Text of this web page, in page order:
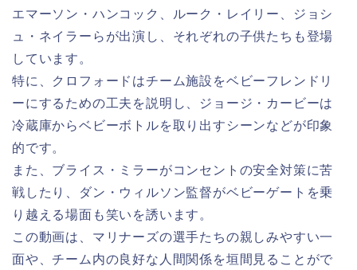
エマーソン・ハンコック、ルーク・レイリー、ジョシ
ュ・ネイラーらが出演し、それぞれの子供たちも登場
しています。
特に、クロフォードはチーム施設をベビーフレンドリ
ーにするための工夫を説明し、ジョージ・カービーは
冷蔵庫からベビーボトルを取り出すシーンなどが印象
的です。
また、ブライス・ミラーがコンセントの安全対策に苦
戦したり、ダン・ウィルソン監督がベビーゲートを乗
り越える場面も笑いを誘います。
この動画は、マリナーズの選手たちの親しみやすい一
面や、チーム内の良好な人間関係を垣間見ることがで